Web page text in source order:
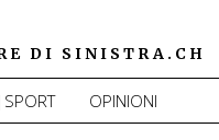
DI SINISTRA.CH
OPINIONI